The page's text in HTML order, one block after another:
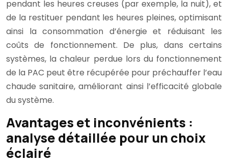
pendant les heures creuses (par exemple, la nuit), et
de la restituer pendant les heures pleines, optimisant
ainsi la consommation d’énergie et réduisant les
coûts de fonctionnement. De plus, dans certains
systèmes, la chaleur perdue lors du fonctionnement
de la PAC peut être récupérée pour préchauffer l’eau
chaude sanitaire, améliorant ainsi l’efficacité globale
du système.
Avantages et inconvénients :
analyse détaillée pour un choix
éclairé